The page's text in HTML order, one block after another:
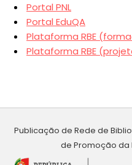
Portal PNL
Portal EduQA
Plataforma RBE
Plataforma RBE
Publicação de Rede de
de Promoção da